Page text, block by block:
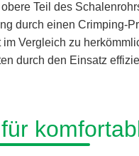
Teil des
durch einen Crimping-
Vergleich zu
durch den Einsatz